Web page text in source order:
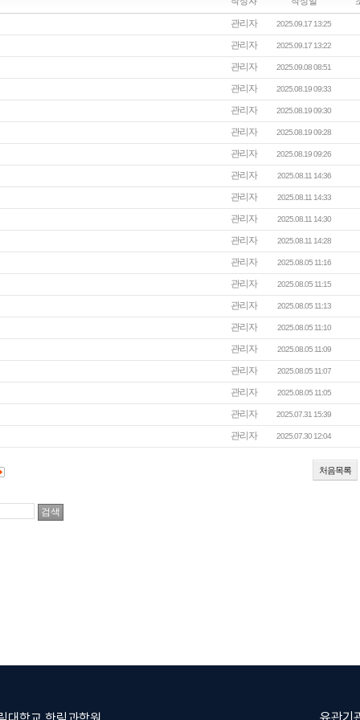
관리자 2025.09.17 13:25
관리자 2025.09.17 13:22
관리자 2025.09.08 08:51
관리자 2025.08.19 09:33
관리자 2025.08.19 09:30
관리자 2025.08.19 09:28
관리자 2025.08.19 09:26
관리자 2025.08.11 14:36
관리자 2025.08.11 14:33
관리자 2025.08.11 14:30
관리자 2025.08.11 14:28
관리자 2025.08.05 11:16
관리자 2025.08.05 11:15
관리자 2025.08.05 11:13
관리자 2025.08.05 11:10
관리자 2025.08.05 11:09
관리자 2025.08.05 11:07
관리자 2025.08.05 11:05
관리자 2025.07.31 15:39
관리자 2025.07.30 12:04
처음목록